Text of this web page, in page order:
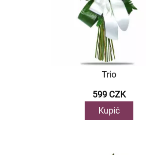
Trio
599 CZK
Kupić